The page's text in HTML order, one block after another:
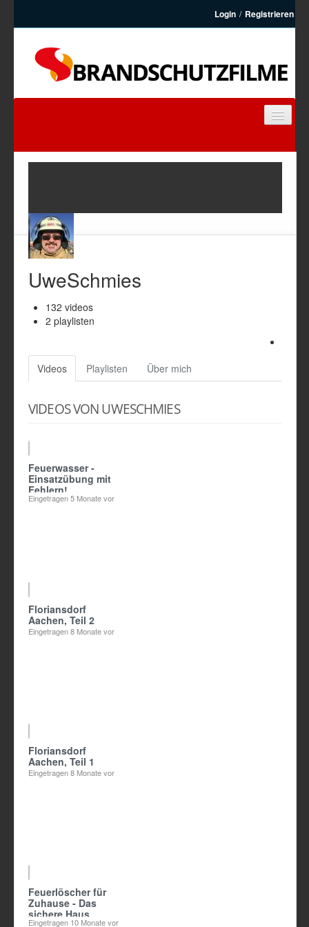
Login / Registrieren
FEUERWEHRFILME
REGISTRIEREN
UweSchmies
132 videos
2 playlisten
Videos Playlisten Über mich
VIDEOS VON UWESCHMIES
Feuerwasser -
Einsatzübung mit
Fehlern!
Eingetragen5 Monate vor
Floriansdorf
Aachen, Teil 2
Eingetragen8 Monate vor
Floriansdorf
Aachen, Teil 1
Eingetragen8 Monate vor
Feuerlöscher für
Zuhause - Das
sichere Haus
Eingetragen 10 Monate vor